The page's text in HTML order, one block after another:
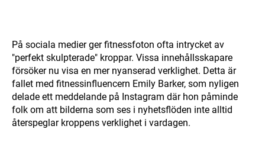
På sociala medier ger fitnessfoton ofta intrycket av
"perfekt skulpterade" kroppar. Vissa innehållsskapare
försöker nu visa en mer nyanserad verklighet. Detta är
fallet med fitnessinfluencern Emily Barker, som nyligen
delade ett meddelande på Instagram där hon påminde
folk om att bilderna som ses i nyhetsflöden inte alltid
återspeglar kroppens verklighet i vardagen.